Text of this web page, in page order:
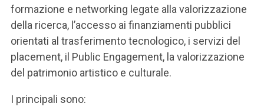
SEI UNO STUDENTE ISCRITTO?
ACCEDI ALLA MAIL ICATT
SEI UN DOCENTE O UN MEMBRO DELLO STAFF
ACCEDI A CLOUDMAIL
formazione e networking legate alla valorizzazione
della ricerca, l’accesso ai finanziamenti pubblici
orientati al trasferimento tecnologico, i servizi del
placement, il Public Engagement, la valorizzazione
del patrimonio artistico e culturale.
I principali sono: